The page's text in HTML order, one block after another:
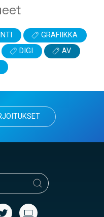
GRAFIIKKA
DIGI
AV